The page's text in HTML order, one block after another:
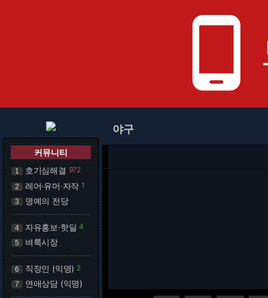
phone_android
커뮤니티
1 호기심해결 972
2 레어·유머·자작 1
3 명예의 전당
4 자유홍보·핫딜 4
5 벼룩시장
6 직장인 (익명) 2
7 연애상담 (익명)
야구